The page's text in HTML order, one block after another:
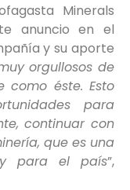
Minerals
anuncio en el
y su aporte
orgullosos de
éste. Esto
para
continuar con
que es una
para el país”,